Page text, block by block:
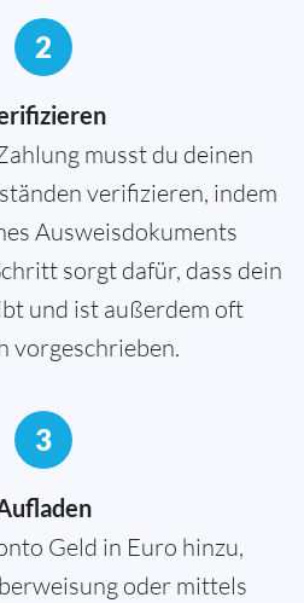
2
musst du deinen
verifizieren, indem
Ausweisdokuments
sorgt dafür, dass dein
und ist außerdem oft
vorgeschrieben.
3
Geld in Euro hinzu,
oder mittels